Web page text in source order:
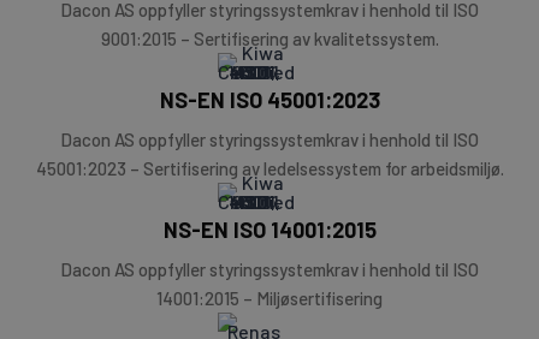
Dacon AS oppfyller styringssystemkrav i henhold til ISO
9001:2015 – Sertifisering av kvalitetssystem.
NS-EN ISO 45001:2023
Dacon AS oppfyller styringssystemkrav i henhold til ISO
45001:2023 – Sertifisering av ledelsessystem for arbeidsmiljø.
NS-EN ISO 14001:2015
Dacon AS oppfyller styringssystemkrav i henhold til ISO
14001:2015 – Miljøsertifisering